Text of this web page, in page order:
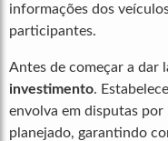
informações dos
participantes.
Antes de começar a dar
investimento.
envolva em disputas por
planejado, garantindo